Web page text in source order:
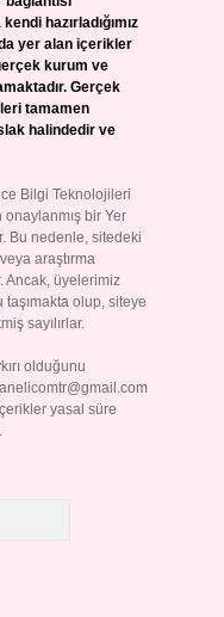
hazırladığımız
yer alan içerikler
kurum ve
Gerçek
tamamen
halindedir ve
Bilgi Teknolojileri
bir Yer
Bu nedenle, sitedeki
araştırma
Ancak, üyelerimiz
olup, siteye
sayılırlar.
olduğunu
yasal süre